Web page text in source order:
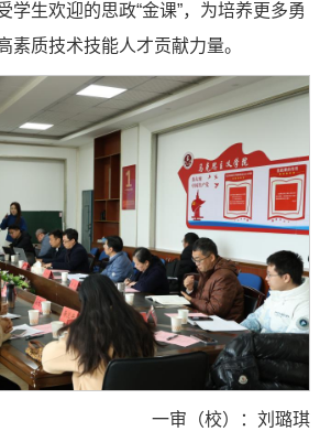
学生欢迎的思政“金课”，为培养更多勇
素质技术技能人才贡献力量。
一审（校）：刘璐琪